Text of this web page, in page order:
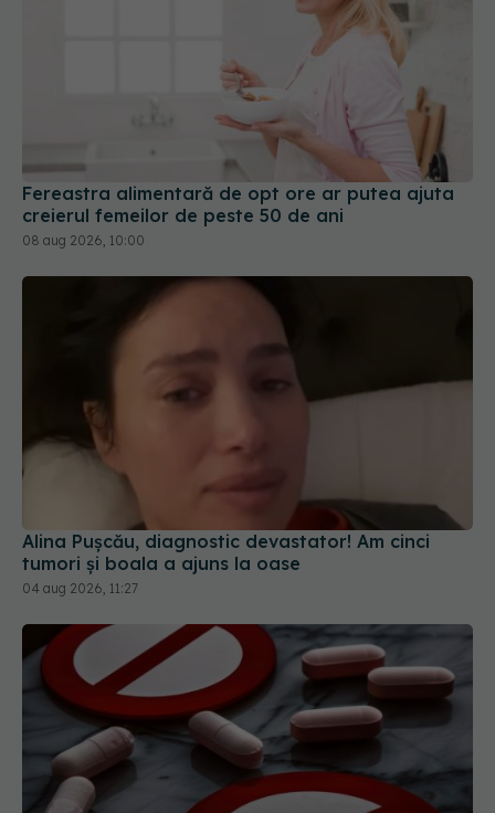
Fereastra alimentară de opt ore ar putea ajuta
creierul femeilor de peste 50 de ani
08 aug 2026, 10:00
Alina Pușcău, diagnostic devastator! Am cinci
tumori și boala a ajuns la oase
04 aug 2026, 11:27